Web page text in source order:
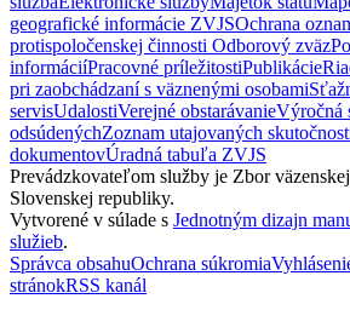
geografické informácie ZVJSOchrana
protispoločenskej činnosti Odborový zväz
informáciíPracovné príležitostiPublikácie
pri zaobchádzaní s väznenými osobami
servisUdalostiVerejné obstarávanieVýročná
odsúdenýchZoznam utajovaných
dokumentovÚradná tabuľa ZVJS
Prevádzkovateľom služby je Zbor
Slovenskej republiky.
Vytvorené v súlade s Jednotným dizajn
služieb.
Správca obsahuOchrana súkromia
stránokRSS kanál